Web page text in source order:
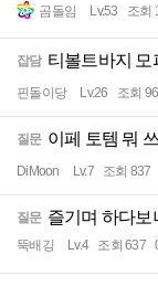
곰돌임 Lv.53 조회
잡담 티볼트바지 모
핀돌이당 Lv.26 조회
질문 이페 토템 뭐
DiMoon Lv.7 조회 837
질문 즐기며 하다보
뚝배깅 Lv.4 조회 637